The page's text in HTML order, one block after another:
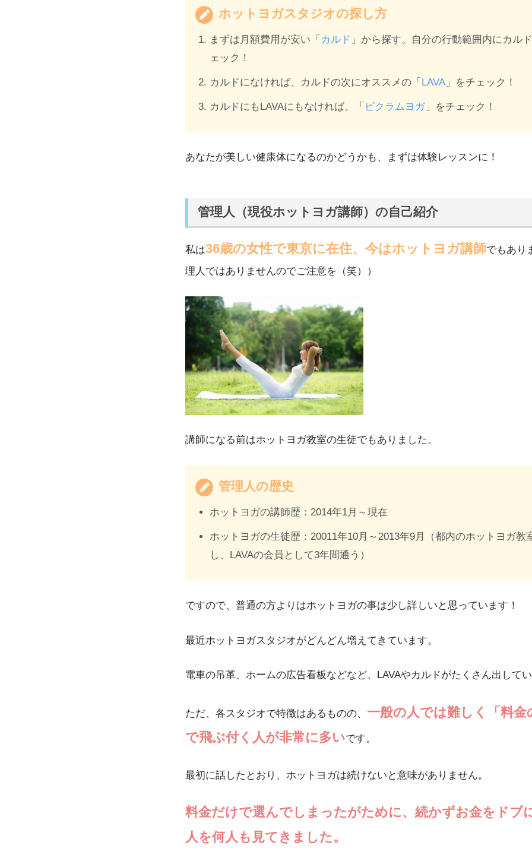
ホットヨガスタジオの探し方
まずは月額費用が安い「 カルド 」から探す。自分の行動範囲内にカル
ェック！
カルドになければ、カルドの次にオススメの「 LAVA 」をチェック！
カルドにもLAVAにもなければ、「 ビクラムヨガ」をチェック！
あなたが美しい健康体になるのかどうかも、まずは体験レッスンに！
管理人（現役ホットヨガ講師）の自己紹介
私は36歳の女性で東京に在住、今はホットヨガ講師でもあり
理人ではありませんのでご注意を（笑））
講師になる前はホットヨガ教室の生徒でもありました。
管理人の歴史
ホットヨガの講師歴：2014年1月～現在
ホットヨガの生徒歴：20011年10月～2013年9月（都内のホットヨガ教
し、LAVAの会員として3年間通う）
ですので、普通の方よりはホットヨガの事は少し詳しいと思っています！
最近ホットヨガスタジオがどんどん増えてきています。
電車の吊革、ホームの広告看板などなど、LAVAやカルドがたくさん出してい
ただ、各スタジオで特徴はあるものの、 一般の人では難しく「料金
で飛ぶ付く人が非常に多いです。
最初に話したとおり、ホットヨガは続けないと意味がありません。
料金だけで選んでしまったがために、続かずお金をドブ
人を何人も見てきました。